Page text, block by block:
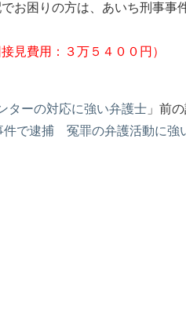
お困りの方は、あいち刑事事
見費用：３万５４００円）
ーの対応に強い弁護士 」前
件で逮捕 冤罪の弁護活動に強